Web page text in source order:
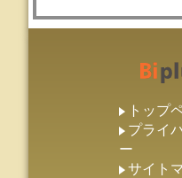
トップ
プライ
ー
サイト